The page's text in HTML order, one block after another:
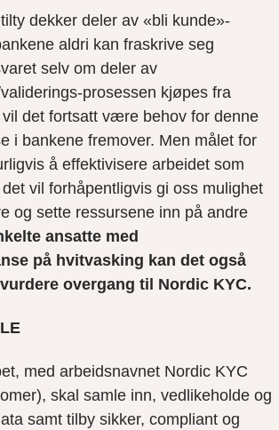
dekker deler av «bli kunde»-
aldri kan fraskrive seg
selv om deler av
prosessen kjøpes fra
det fortsatt være behov for denne
i bankene fremover. Men målet for
å effektivisere arbeidet som
vil forhåpentligvis gi oss mulighet
og sette ressursene inn på andre
ansatte med
på hvitvasking kan det også
overgang til Nordic KYC.
med arbeidsnavnet Nordic KYC
skal samle inn, vedlikeholde og
samt tilby sikker, compliant og